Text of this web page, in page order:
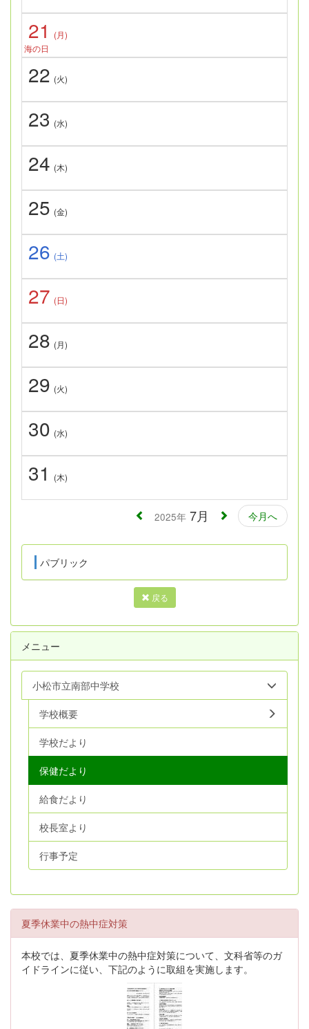
21
(月)
海の日
22 (火)
23 (水)
24 (木)
25 (金)
26 (土)
27 (日)
28 (月)
29 (火)
30 (水)
31 (木)
2025年 7月 今月へ
パブリック
戻る
メニュー
小松市立南部中学校
学校概要
学校だより
保健だより
給食だより
校長室より
行事予定
夏季休業中の熱中症対策
本校では、夏季休業中の熱中症対策について、文科省等のガ
イドラインに従い、下記のように取組を実施します。